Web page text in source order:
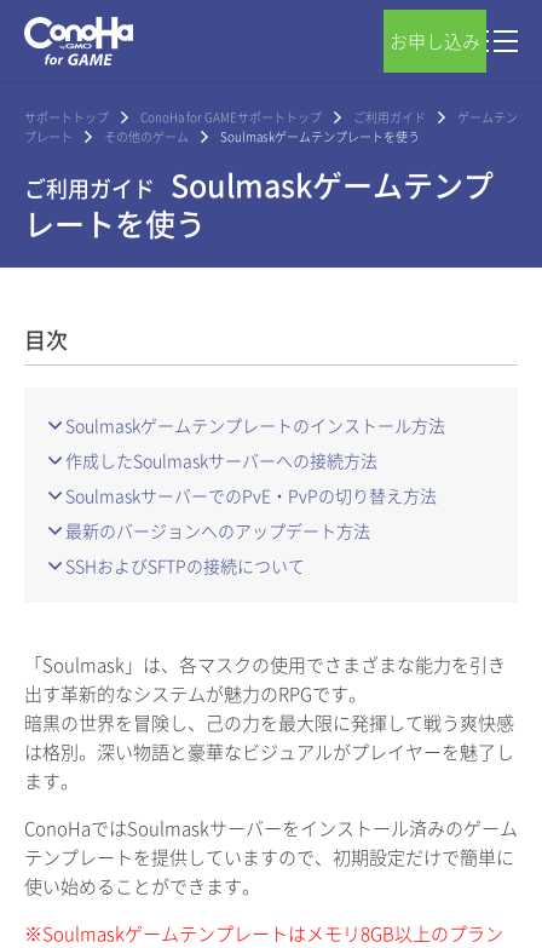
お申し込み
サポートトップ ConoHa for GAMEサポートトップ ご利用ガイド
ゲームテン
プレート
その他のゲーム Soulmaskゲームテンプレートを使う
ご利用ガイド Soulmaskゲームテンプ
レートを使う
目次
Soulmaskゲームテンプレートのインストール方法
作成したSoulmaskサーバーへの接続方法
SoulmaskサーバーでのPvE・PvPの切り替え方法
最新のバージョンへのアップデート方法
SSHおよびSFTPの接続について
「Soulmask」は、各マスクの使用でさまざまな能力を引き
出す革新的なシステムが魅力のRPGです。
暗黒の世界を冒険し、己の力を最大限に発揮して戦う爽快感
は格別。深い物語と豪華なビジュアルがプレイヤーを魅了し
ます。
ConoHaではSoulmaskサーバーをインストール済みのゲーム
テンプレートを提供していますので、初期設定だけで簡単に
使い始めることができます。
※Soulmaskゲームテンプレートはメモリ8GB以上のプラン